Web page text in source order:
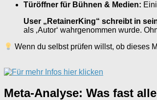
Türöffner für Bühnen & Medien:
User „RetainerKing“ schreibt in
als ‚Autor‘ wahrgenommen wurde.
Wenn du selbst prüfen willst, ob dieses
Meta-Analyse: Was fast